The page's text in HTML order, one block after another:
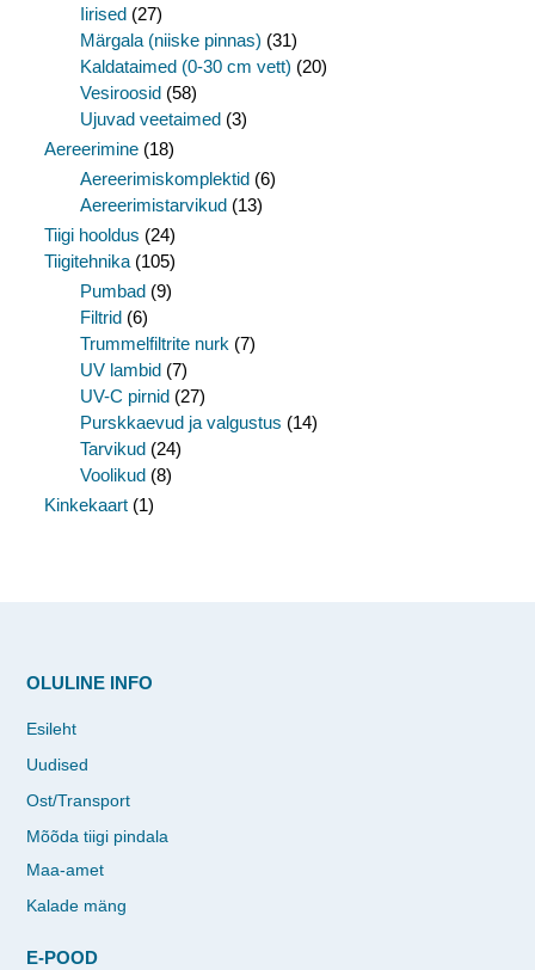
Iirised (27)
Märgala (niiske pinnas) (31)
Kaldataimed (0-30 cm vett) (20)
Vesiroosid (58)
Ujuvad veetaimed (3)
Aereerimine (18)
Aereerimiskomplektid (6)
Aereerimistarvikud (13)
Tiigi hooldus (24)
Tiigitehnika (105)
Pumbad (9)
Filtrid (6)
Trummelfiltrite nurk (7)
UV lambid (7)
UV-C pirnid (27)
Purskkaevud ja valgustus (14)
Tarvikud (24)
Voolikud (8)
Kinkekaart (1)
OLULINE INFO
Esileht
Uudised
Ost/Transport
Mõõda tiigi pindala
Maa-amet
Kalade mäng
E-POOD